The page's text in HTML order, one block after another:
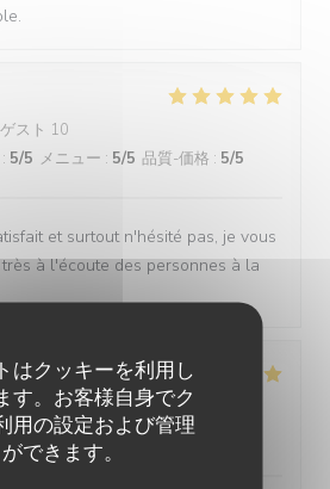
はクッキーを利用し
す。お客様自身でク
用の設定および管理
ができます。
スト 10
: 5/5 メニュー : 5/5 品質-価格 : 5/5
et surtout n'hésité pas, je vous
à l'écoute des personnes à la
スト 4
5 /5 メニュー: 5/5 品質-価格